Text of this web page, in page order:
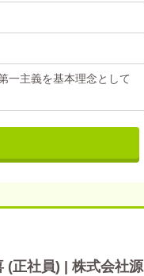
一主義を基本理念として
(正社員) | 株式会社源